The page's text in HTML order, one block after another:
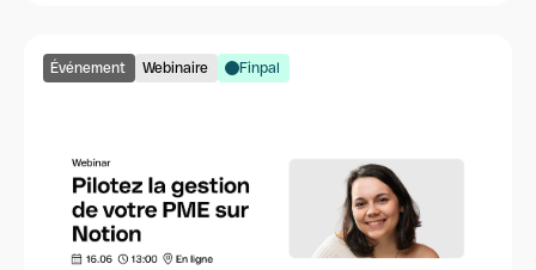
Événement Webinaire Finpal